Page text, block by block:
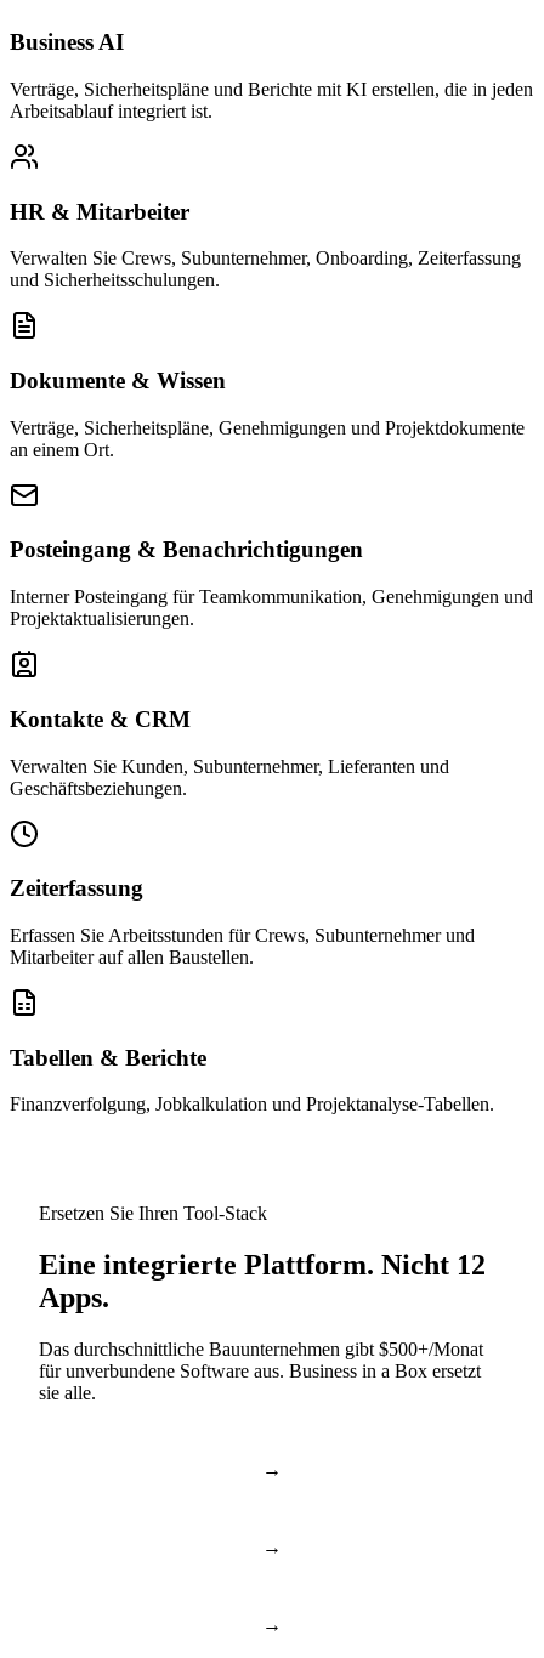
Business AI
Verträge, Sicherheitspläne und Berichte mit KI erstellen, die in jeden
Arbeitsablauf integriert ist.
HR & Mitarbeiter
Verwalten Sie Crews, Subunternehmer, Onboarding, Zeiterfassung
und Sicherheitsschulungen.
Dokumente & Wissen
Verträge, Sicherheitspläne, Genehmigungen und Projektdokumente
an einem Ort.
Posteingang & Benachrichtigungen
Interner Posteingang für Teamkommunikation, Genehmigungen und
Projektaktualisierungen.
Kontakte & CRM
Verwalten Sie Kunden, Subunternehmer, Lieferanten und
Geschäftsbeziehungen.
Zeiterfassung
Erfassen Sie Arbeitsstunden für Crews, Subunternehmer und
Mitarbeiter auf allen Baustellen.
Tabellen & Berichte
Finanzverfolgung, Jobkalkulation und Projektanalyse-Tabellen.
Ersetzen Sie Ihren Tool-Stack
Eine integrierte Plattform. Nicht 12
Apps.
Das durchschnittliche Bauunternehmen gibt $500+/Monat
für unverbundene Software aus. Business in a Box ersetzt
sie alle.
→
→
→